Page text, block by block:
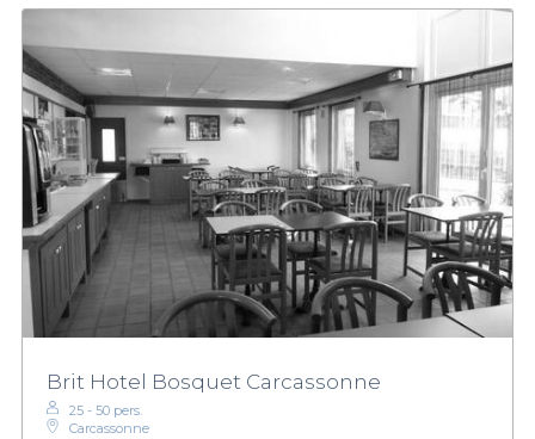
Brit Hotel Bosquet Carcassonne
25 - 50 pers.
Carcassonne